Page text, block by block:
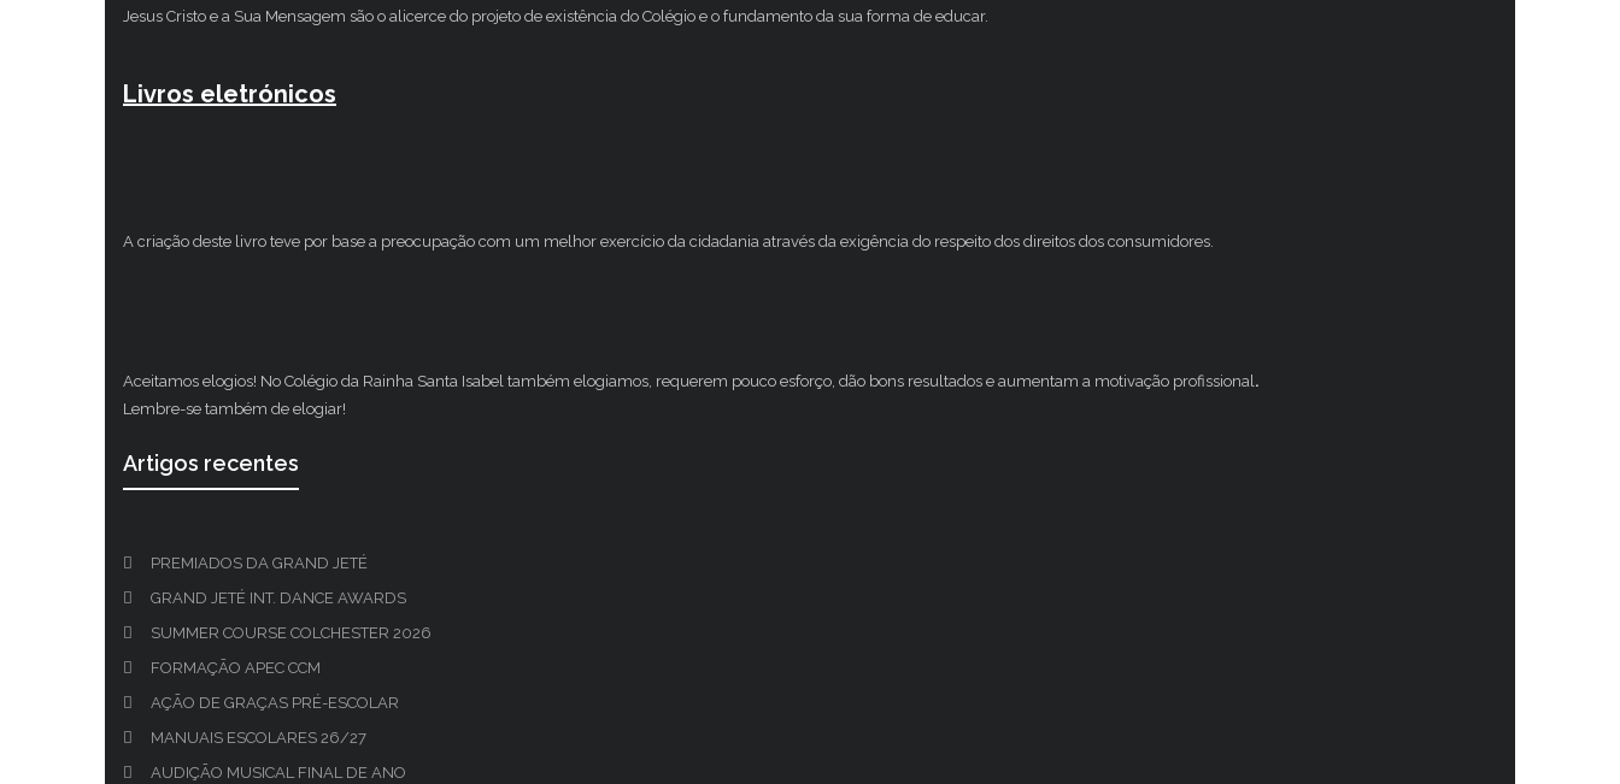
Jesus Cristo e a Sua Mensagem são o alicerce do projeto de existência do Colégio e o fundamento da sua forma de educar.
Livros eletrónicos
A criação deste livro teve por base a preocupação com um melhor exercício da cidadania através da exigência do respeito dos direitos dos consumidores.
Aceitamos elogios! No Colégio da Rainha Santa Isabel também elogiamos, requerem pouco esforço, dão bons resultados e aumentam a motivação profissional.
Lembre-se também de elogiar!
Artigos recentes
PREMIADOS DA GRAND JETÉ
GRAND JETÉ INT. DANCE AWARDS
SUMMER COURSE COLCHESTER 2026
FORMAÇÃO APEC CCM
AÇÃO DE GRAÇAS PRÉ-ESCOLAR
MANUAIS ESCOLARES 26/27
AUDIÇÃO MUSICAL FINAL DE ANO